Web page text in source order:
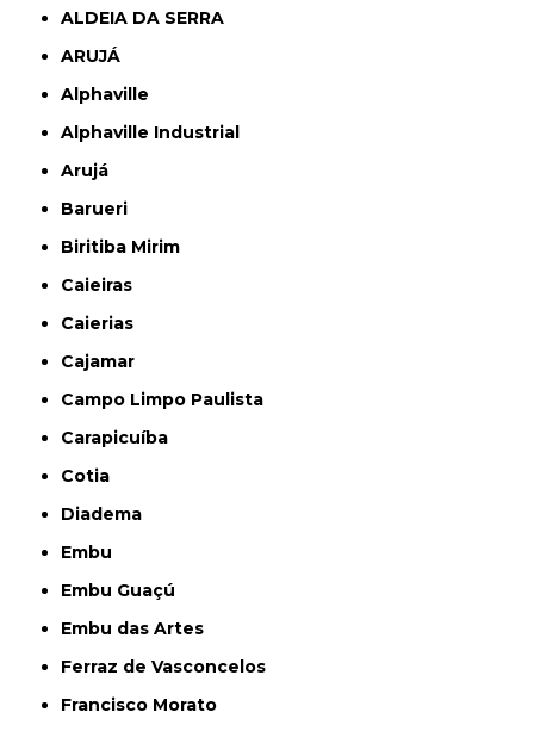
ALDEIA DA SERRA
ARUJÁ
Alphaville
Alphaville Industrial
Arujá
Barueri
Biritiba Mirim
Caieiras
Caierias
Cajamar
Campo Limpo Paulista
Carapicuíba
Cotia
Diadema
Embu
Embu Guaçú
Embu das Artes
Ferraz de Vasconcelos
Francisco Morato